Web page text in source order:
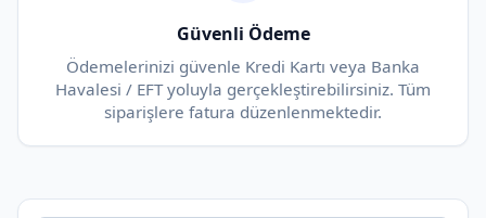
Güvenli Ödeme
Ödemelerinizi güvenle Kredi Kartı veya Banka
Havalesi / EFT yoluyla gerçekleştirebilirsiniz. Tüm
siparişlere fatura düzenlenmektedir.